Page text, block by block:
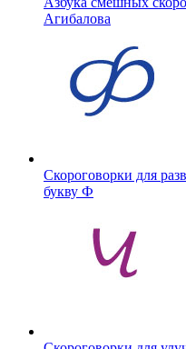
Агибалова
Скороговорки для
букву Ф